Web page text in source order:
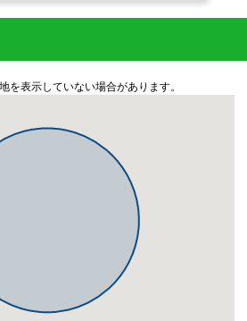
表示していない場合があります。